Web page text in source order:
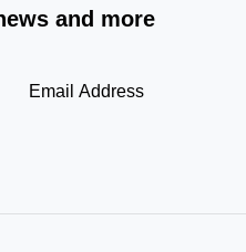
and more!